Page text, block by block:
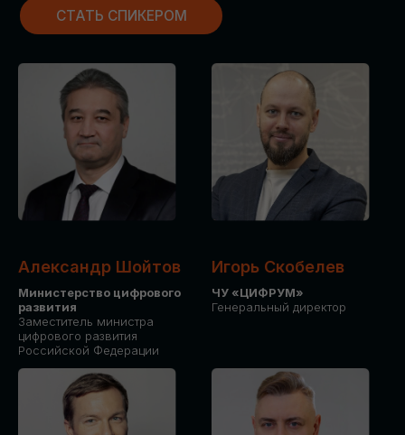
Александр Шойтов
Министерство цифрового
развития
Заместитель министра
цифрового развития
Российской Федерации
Игорь Скобелев
ЧУ «ЦИФРУМ»
Генеральный директор